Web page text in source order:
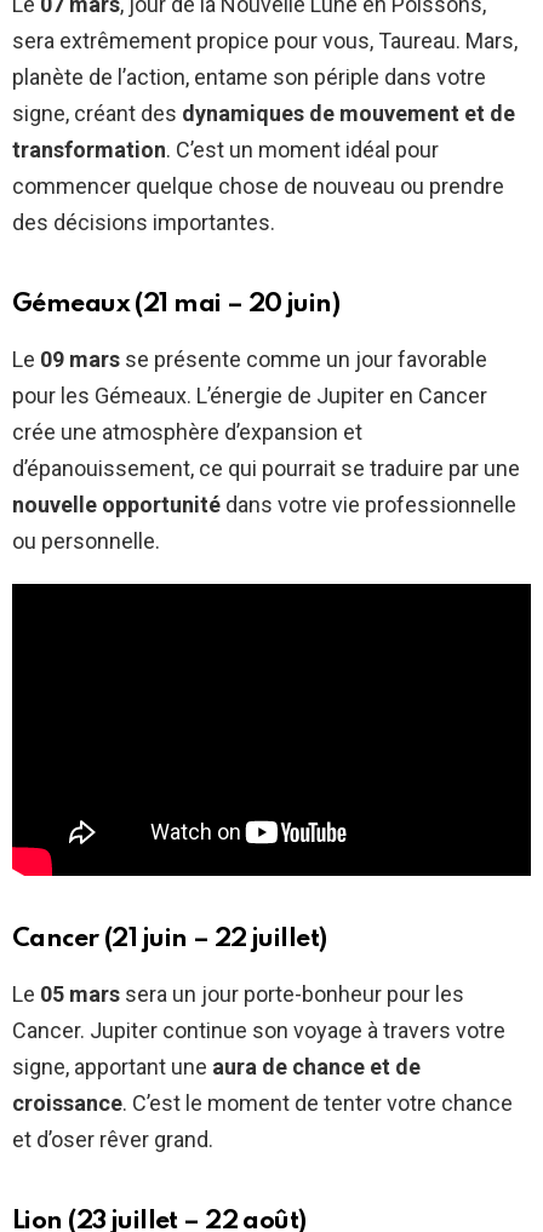
sera extrêmement propice pour vous, Taureau. Mars,
planète de l’action, entame son périple dans votre
signe, créant des dynamiques de mouvement et de
transformation. C’est un moment idéal pour
commencer quelque chose de nouveau ou prendre
des décisions importantes.
Gémeaux (21 mai – 20 juin)
Le 09 mars se présente comme un jour favorable
pour les Gémeaux. L’énergie de Jupiter en Cancer
crée une atmosphère d’expansion et
d’épanouissement, ce qui pourrait se traduire par une
nouvelle opportunité dans votre vie professionnelle
ou personnelle.
Cancer (21 juin – 22 juillet)
Le 05 mars sera un jour porte-bonheur pour les
Cancer. Jupiter continue son voyage à travers votre
signe, apportant une aura de chance et de
croissance. C’est le moment de tenter votre chance
et d’oser rêver grand.
Lion (23 juillet – 22 août)